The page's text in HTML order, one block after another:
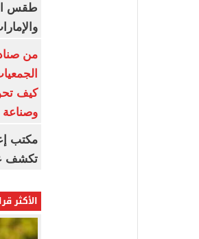
طقس
من
كيف
وصناعة
مكتب
تكشف
الأكثر